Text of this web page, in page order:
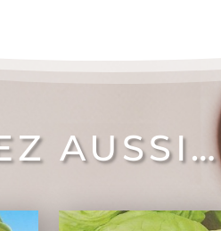
AUSSI…